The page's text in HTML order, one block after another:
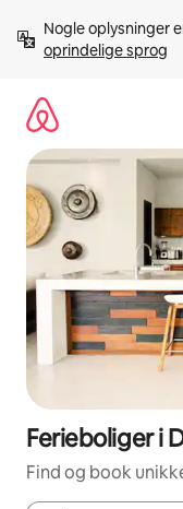
videre
Nogle oplysninger
oprindelige sprog
Ferieboliger i
Find og book